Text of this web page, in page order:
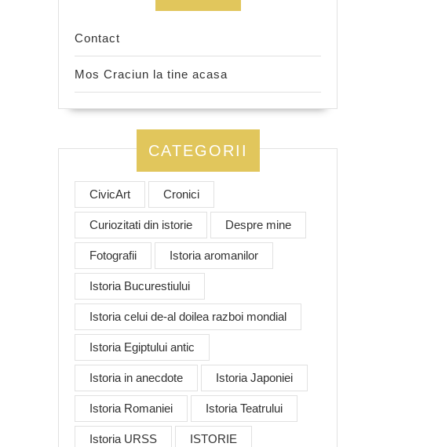
Contact
Mos Craciun la tine acasa
CATEGORII
CivicArt Cronici
Curiozitati din istorie Despre mine
Fotografii Istoria aromanilor
Istoria Bucurestiului
Istoria celui de-al doilea razboi mondial
Istoria Egiptului antic
Istoria in anecdote Istoria Japoniei
Istoria Romaniei Istoria Teatrului
Istoria URSS ISTORIE